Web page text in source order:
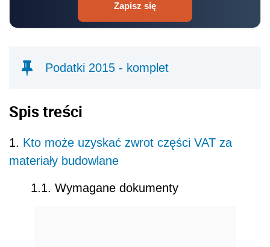
Zapisz się
Podatki 2015 - komplet
Spis treści
1. Kto może uzyskać zwrot części VAT za
materiały budowlane
1.1. Wymagane dokumenty